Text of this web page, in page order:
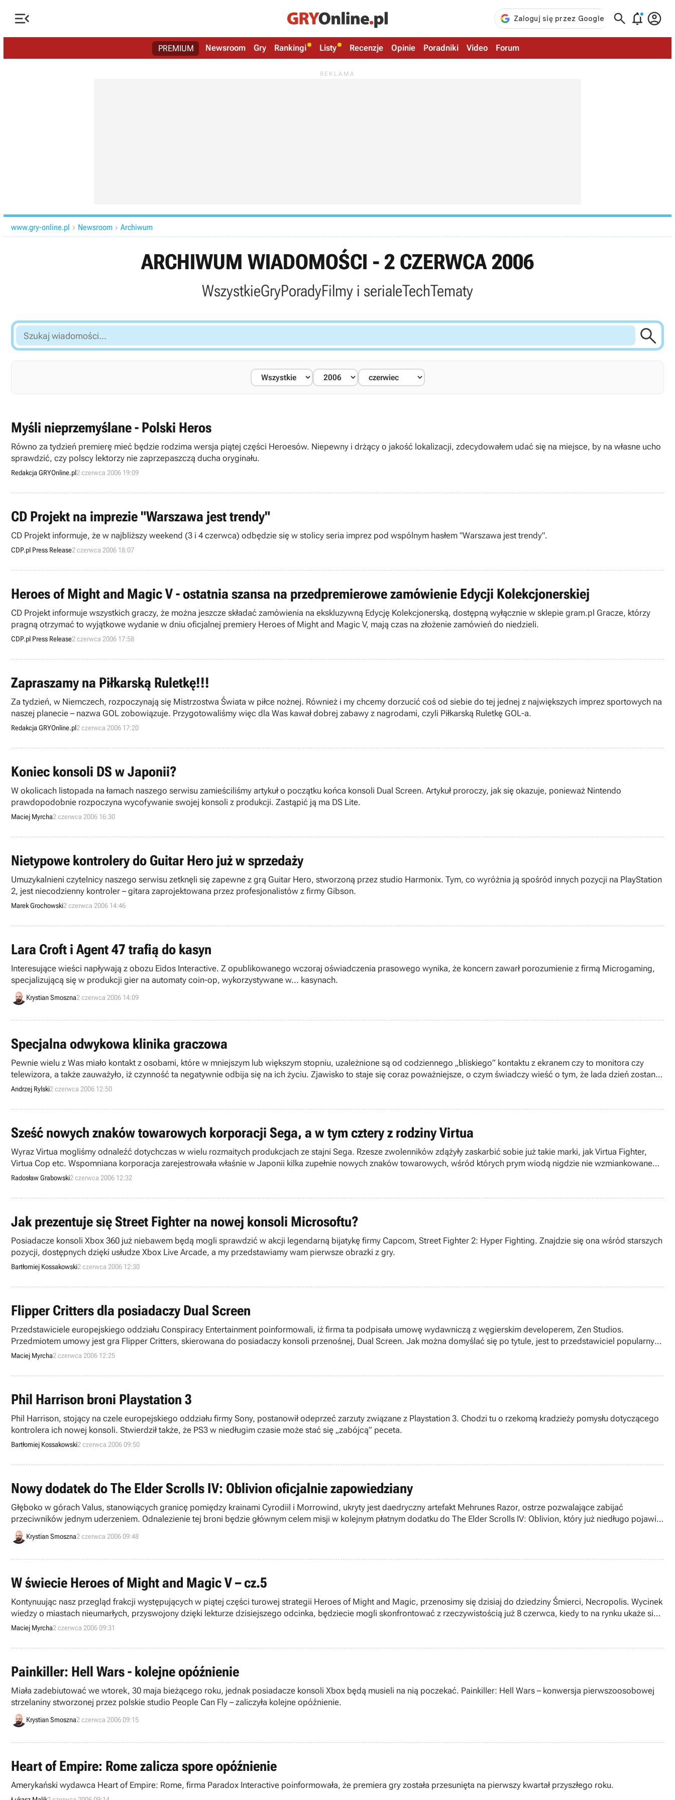
   
PREMIUM Newsroom Gry Rankingi Listy Recenzje Opinie Poradniki Video Forum
www.gry-online.pl  Newsroom  Archiwum
ARCHIWUM WIADOMOŚCI - 2 CZERWCA 2006
WszystkieGryPoradyFilmy i serialeTechTematy
Szukaj
wiadomości...

Myśli nieprzemyślane - Polski Heros
Równo za tydzień premierę mieć będzie rodzima wersja piątej części Heroesów. Niepewny i drżący o jakość lokalizacji, zdecydowałem udać się na miejsce, by na własne ucho
sprawdzić, czy polscy lektorzy nie zaprzepaszczą ducha oryginału.
Redakcja GRYOnline.pl2 czerwca 2006 19:09
CD Projekt na imprezie "Warszawa jest trendy"
CD Projekt informuje, że w najbliższy weekend (3 i 4 czerwca) odbędzie się w stolicy seria imprez pod wspólnym hasłem "Warszawa jest trendy".
CDP.pl Press Release2 czerwca 2006 18:07
Heroes of Might and Magic V - ostatnia szansa na przedpremierowe zamówienie Edycji Kolekcjonerskiej
CD Projekt informuje wszystkich graczy, że można jeszcze składać zamówienia na ekskluzywną Edycję Kolekcjonerską, dostępną wyłącznie w sklepie gram.pl Gracze, którzy
pragną otrzymać to wyjątkowe wydanie w dniu oficjalnej premiery Heroes of Might and Magic V, mają czas na złożenie zamówień do niedzieli.
CDP.pl Press Release2 czerwca 2006 17:58
Zapraszamy na Piłkarską Ruletkę!!!
Za tydzień, w Niemczech, rozpoczynają się Mistrzostwa Świata w piłce nożnej. Również i my chcemy dorzucić coś od siebie do tej jednej z największych imprez sportowych na
naszej planecie – nazwa GOL zobowiązuje. Przygotowaliśmy więc dla Was kawał dobrej zabawy z nagrodami, czyli Piłkarską Ruletkę GOL-a.
Redakcja GRYOnline.pl2 czerwca 2006 17:20
Koniec konsoli DS w Japonii?
W okolicach listopada na łamach naszego serwisu zamieściliśmy artykuł o początku końca konsoli Dual Screen. Artykuł proroczy, jak się okazuje, ponieważ Nintendo
prawdopodobnie rozpoczyna wycofywanie swojej konsoli z produkcji. Zastąpić ją ma DS Lite.
Maciej Myrcha2 czerwca 2006 16:30
Nietypowe kontrolery do Guitar Hero już w sprzedaży
Umuzykalnieni czytelnicy naszego serwisu zetknęli się zapewne z grą Guitar Hero, stworzoną przez studio Harmonix. Tym, co wyróżnia ją spośród innych pozycji na PlayStation
2, jest niecodzienny kontroler – gitara zaprojektowana przez profesjonalistów z firmy Gibson.
Marek Grochowski2 czerwca 2006 14:46
Lara Croft i Agent 47 trafią do kasyn
Interesujące wieści napływają z obozu Eidos Interactive. Z opublikowanego wczoraj oświadczenia prasowego wynika, że koncern zawarł porozumienie z firmą Microgaming,
specjalizującą się w produkcji gier na automaty coin-op, wykorzystywane w... kasynach.
Krystian Smoszna2 czerwca 2006 14:09
Specjalna odwykowa klinika graczowa
Pewnie wielu z Was miało kontakt z osobami, które w mniejszym lub większym stopniu, uzależnione są od codziennego „bliskiego” kontaktu z ekranem czy to monitora czy
telewizora, a także zauważyło, iż czynność ta negatywnie odbija się na ich życiu. Zjawisko to staje się coraz poważniejsze, o czym świadczy wieść o tym, że lada dzień zostanie
otwarta, pierwsza w Europie, klinika dla osób uzależnionych od gier komputerowych!
Andrzej Rylski2 czerwca 2006 12:50
Sześć nowych znaków towarowych korporacji Sega, a w tym cztery z rodziny Virtua
Wyraz Virtua mogliśmy odnaleźć dotychczas w wielu rozmaitych produkcjach ze stajni Sega. Rzesze zwolenników zdążyły zaskarbić sobie już takie marki, jak Virtua Fighter,
Virtua Cop etc. Wspomniana korporacja zarejestrowała właśnie w Japonii kilka zupełnie nowych znaków towarowych, wśród których prym wiodą nigdzie nie wzmiankowane
dotąd pozycje z rodziny Virtua.
Radosław Grabowski2 czerwca 2006 12:32
Jak prezentuje się Street Fighter na nowej konsoli Microsoftu?
Posiadacze konsoli Xbox 360 już niebawem będą mogli sprawdzić w akcji legendarną bijatykę firmy Capcom, Street Fighter 2: Hyper Fighting. Znajdzie się ona wśród starszych
pozycji, dostępnych dzięki usłudze Xbox Live Arcade, a my przedstawiamy wam pierwsze obrazki z gry.
Bartłomiej Kossakowski2 czerwca 2006 12:30
Flipper Critters dla posiadaczy Dual Screen
Przedstawiciele europejskiego oddziału Conspiracy Entertainment poinformowali, iż firma ta podpisała umowę wydawniczą z węgierskim developerem, Zen Studios.
Przedmiotem umowy jest gra Flipper Critters, skierowana do posiadaczy konsoli przenośnej, Dual Screen. Jak można domyślać się po tytule, jest to przedstawiciel popularnych
"flipperów".
Maciej Myrcha2 czerwca 2006 12:25
Phil Harrison broni Playstation 3
Phil Harrison, stojący na czele europejskiego oddziału firmy Sony, postanowił odeprzeć zarzuty związane z Playstation 3. Chodzi tu o rzekomą kradzieży pomysłu dotyczącego
kontrolera ich nowej konsoli. Stwierdził także, że PS3 w niedługim czasie może stać się „zabójcą” peceta.
Bartłomiej Kossakowski2 czerwca 2006 09:50
Nowy dodatek do The Elder Scrolls IV: Oblivion oficjalnie zapowiedziany
Głęboko w górach Valus, stanowiących granicę pomiędzy krainami Cyrodiil i Morrowind, ukryty jest daedryczny artefakt Mehrunes Razor, ostrze pozwalające zabijać
przeciwników jednym uderzeniem. Odnalezienie tej broni będzie głównym celem misji w kolejnym płatnym dodatku do The Elder Scrolls IV: Oblivion, który już niedługo pojawi
się w Internecie.
Krystian Smoszna2 czerwca 2006 09:48
W świecie Heroes of Might and Magic V – cz.5
Kontynuując nasz przegląd frakcji występujących w piątej części turowej strategii Heroes of Might and Magic, przenosimy się dzisiaj do dziedziny Śmierci, Necropolis. Wycinek
wiedzy o miastach nieumarłych, przyswojony dzięki lekturze dzisiejszego odcinka, będziecie mogli skonfrontować z rzeczywistością już 8 czerwca, kiedy to na rynku ukaże się
polska wersja gry.
Maciej Myrcha2 czerwca 2006 09:31
Painkiller: Hell Wars - kolejne opóźnienie
Miała zadebiutować we wtorek, 30 maja bieżącego roku, jednak posiadacze konsoli Xbox będą musieli na nią poczekać. Painkiller: Hell Wars – konwersja pierwszoosobowej
strzelaniny stworzonej przez polskie studio People Can Fly – zaliczyła kolejne opóźnienie.
Krystian Smoszna2 czerwca 2006 09:15
Heart of Empire: Rome zalicza spore opóźnienie
Amerykański wydawca Heart of Empire: Rome, firma Paradox Interactive poinformowała, że premiera gry została przesunięta na pierwszy kwartał przyszłego roku.